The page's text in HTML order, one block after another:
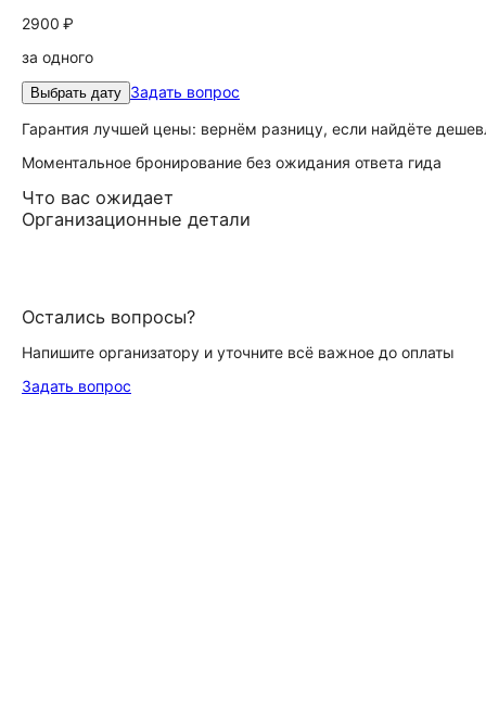
2900 ₽
за одного
Выбрать дату Задать вопрос
Гарантия лучшей цены: вернём разницу, если найдёте
Моментальное бронирование без ожидания ответа гида
Что вас ожидает
Организационные детали
Остались вопросы?
Напишите организатору и уточните всё важное до оплаты
Задать вопрос